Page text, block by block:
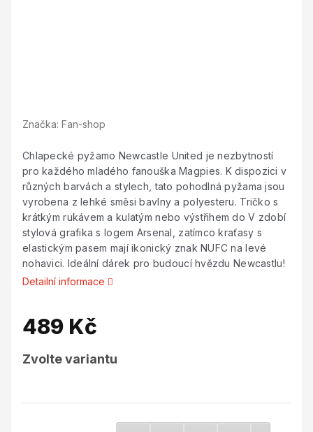
Značka: Fan-shop
Chlapecké pyžamo Newcastle United je nezbytností
pro každého mladého fanouška Magpies. K dispozici v
různých barvách a stylech, tato pohodlná pyžama jsou
vyrobena z lehké směsi bavlny a polyesteru. Tričko s
krátkým rukávem a kulatým nebo výstřihem do V zdobí
stylová grafika s logem Arsenal, zatímco kraťasy s
elastickým pasem mají ikonický znak NUFC na levé
nohavici. Ideální dárek pro budoucí hvězdu Newcastlu!
Detailní informace
489 Kč
cena:
Zvolte variantu